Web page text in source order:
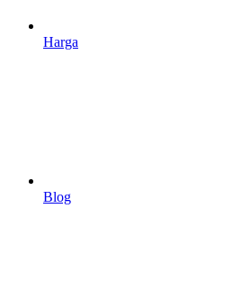
Harga
Blog